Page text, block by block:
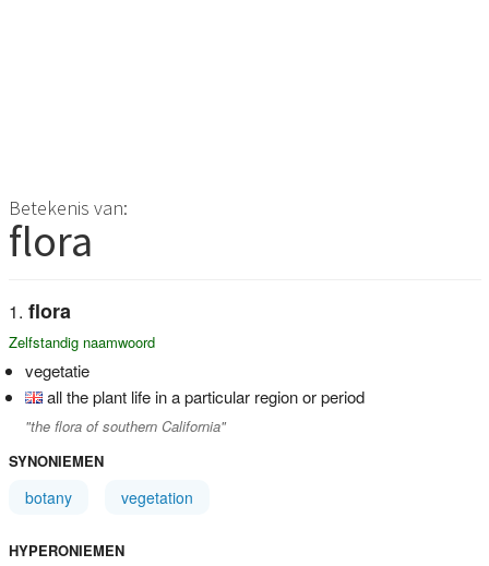
Betekenis van:
flora
flora
Zelfstandig naamwoord
vegetatie
all the plant life in a particular region or period
"the flora of southern California"
SYNONIEMEN
botany vegetation
HYPERONIEMEN